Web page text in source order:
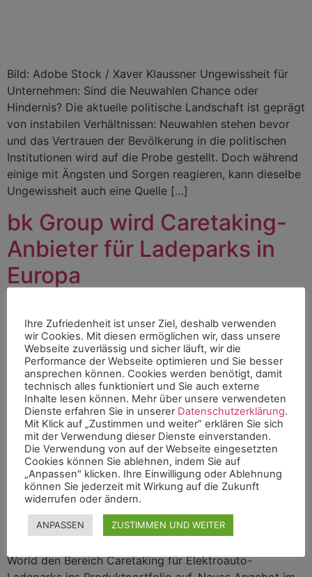
Bild: Adobe Stock / Xaver Klaussner Ungewissheit für
Unternehmen: Sind die Neuwahlen Chance oder
Hindernis? Die aktuelle politische Landschaft ist geprägt
von instabilen Verhältnissen: Neuwahlen stehen bevor
und das Vertrauen der Bevölkerung in die politischen
Institutionen wird auf die Probe gestellt. Doch während
einige mit Ängsten und Sorgen reagieren, kann dieselbe
Ungewissheit auch eine Quelle […]
bk Group wird Caretaking-
Anbieter für Ladeparks in
Europa
Caretaking-Anbieter für Ladeparks in Europa Die bk
World den Bereich Caretaking für Elektroauto-
Ihre Zufriedenheit ist unser Ziel, deshalb verwenden
wir Cookies. Mit diesen ermöglichen wir, dass unsere
Webseite zuverlässig und sicher läuft, wir die
Performance der Webseite optimieren und Sie besser
ansprechen können. Cookies werden benötigt, damit
technisch alles funktioniert und Sie auch externe
Inhalte lesen können. Mehr über unsere verwendeten
Dienste erfahren Sie in unserer Datenschutzerklärung.
Mit Klick auf „Zustimmen und weiter“ erklären Sie sich
mit der Verwendung dieser Dienste einverstanden.
Die Verwendung von auf der Webseite eingesetzten
Cookies können Sie ablehnen, indem Sie auf
„Anpassen" klicken. Ihre Einwilligung oder Ablehnung
können Sie jederzeit mit Wirkung auf die Zukunft
widerrufen oder ändern.
ANPASSEN ZUSTIMMEN UND WEITER